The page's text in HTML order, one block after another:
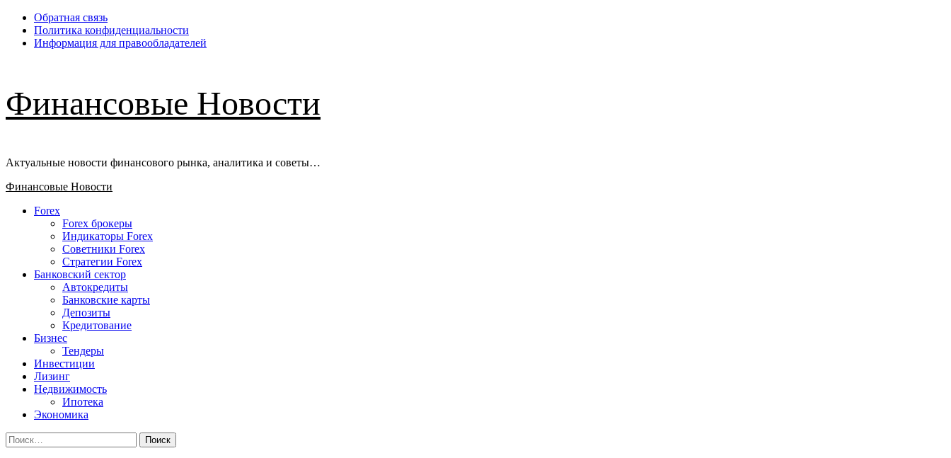
Перейти
содержимому
Обратная связь
Политика конфиденциальности
Информация для правообладателей
Финансовые Новости
Актуальные новости финансового рынка, аналитика и советы…
Основное
Финансовые Новости
Forex
Forex брокеры
Индикаторы Forex
Советники Forex
Стратегии Forex
Банковский сектор
Автокредиты
Банковские карты
Депозиты
Кредитование
Бизнес
Тендеры
Инвестиции
Лизинг
Недвижимость
Ипотека
Экономика
Найти: